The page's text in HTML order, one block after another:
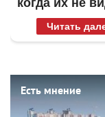
Читать
Есть мнение